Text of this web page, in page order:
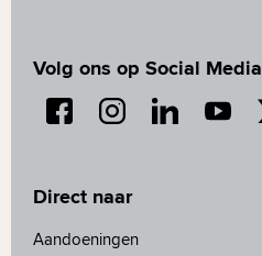
Volg ons op Social Media
Direct naar
Aandoeningen